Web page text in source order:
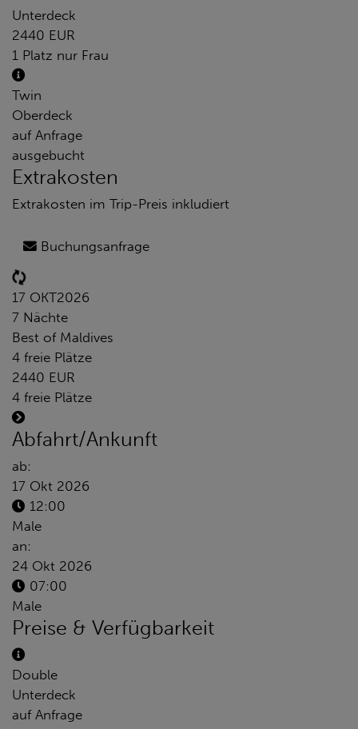
Unterdeck
2440 EUR
1 Platz nur Frau
Twin
Oberdeck
auf Anfrage
ausgebucht
Extrakosten
Extrakosten im Trip-Preis inkludiert
Buchungsanfrage
17 OKT2026
7 Nächte
Best of Maldives
4 freie Plätze
2440 EUR
4 freie Plätze
Abfahrt/Ankunft
ab:
17 Okt 2026
12:00
Male
an:
24 Okt 2026
07:00
Male
Preise & Verfügbarkeit
Double
Unterdeck
auf Anfrage